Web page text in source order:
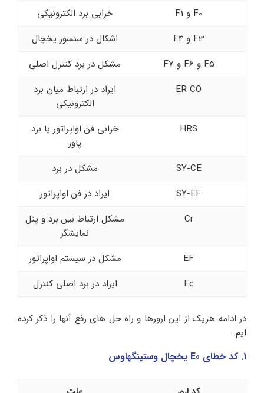
F0 و F1
خرابی برد الکترونیکی
F3 و F4
اشکال در سنسور یخچال
F5 و F6 و F7
مشکل در برد کنترل اصلی
ER CO
ایراد در ارتباط میان برد
الکترونیکی
HRS
خرابی فن اواپراتور یا برد
پاور
SY-CE
مشکل در برد
SY-EF
ایراد در فن اواپراتور
Cr
مشکل ارتباط بین برد و پنل
نمایشگر
EF
مشکل در سیستم اواپراتور
Ec
ایراد در برد اصلی کنترل
در ادامه هریک از این ارورها و راه حل های رفع آنها را ذکر کرده
ایم.
1. کد خطای E0 یخچال وستینگهاوس